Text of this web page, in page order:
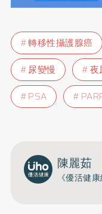
轉移性攝護腺癌
尿變慢
夜
PSA
陳麗茹
《優活健